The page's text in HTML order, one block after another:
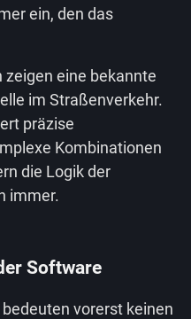
ein, den das
eine bekannte
im Straßenverkehr.
präzise
Kombinationen
die Logik der
immer.
Software
vorerst keinen